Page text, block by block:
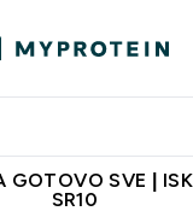
GOTOVO SVE |
SR10